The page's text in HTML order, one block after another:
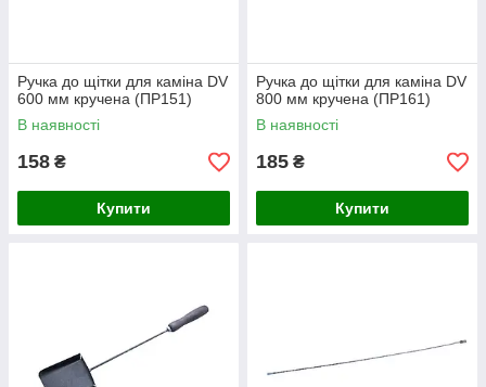
Ручка до щітки для каміна DV
600 мм кручена (ПР151)
В наявності
158 ₴
Купити
Ручка до щітки для каміна DV
800 мм кручена (ПР161)
В наявності
185 ₴
Купити